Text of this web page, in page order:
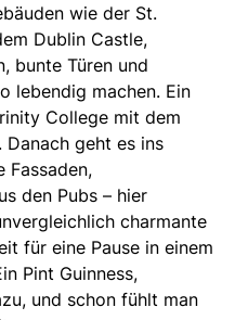
wie der St.
Dublin Castle,
bunte Türen und
lebendig machen. Ein
College mit dem
Danach geht es ins
Fassaden,
den Pubs – hier
charmante
für eine Pause in einem
Pint Guinness,
und schon fühlt man